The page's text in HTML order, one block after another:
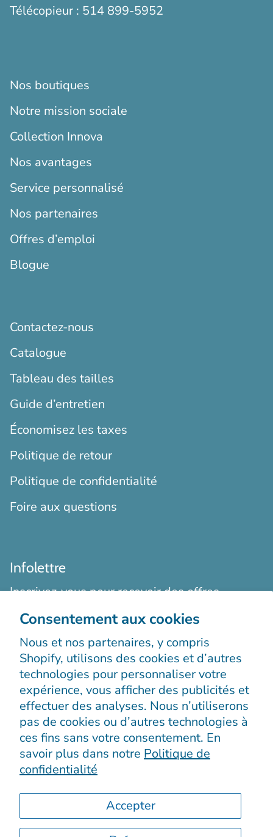
Consentement aux cookies
Nous et nos partenaires, y compris
Shopify, utilisons des cookies et d’autres
technologies pour personnaliser votre
expérience, vous afficher des publicités et
effectuer des analyses. Nous n’utiliserons
pas de cookies ou d’autres technologies à
ces fins sans votre consentement. En
savoir plus dans notre Politique de
confidentialité
Accepter
Télécopieur : 514 899-5952
Nos boutiques
Notre mission sociale
Collection Innova
Nos avantages
Service personnalisé
Nos partenaires
Offres d’emploi
Blogue
Contactez-nous
Catalogue
Tableau des tailles
Guide d’entretien
Économisez les taxes
Politique de retour
Politique de confidentialité
Foire aux questions
Infolettre
Inscrivez-vous pour recevoir des offres
exclusives, des histoires originales, des
S’enregistrer